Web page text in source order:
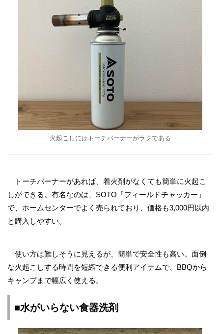
火起こしにはトーチバーナーがラクである
トーチバーナーがあれば、着火剤がなくても簡単に火起こ
しができる。有名なのは、SOTO「フィールドチャッカー」
で、ホームセンターでよく売られており、価格も3,000円以内
と購入しやすい。
使い方は難しそうに見えるが、簡単で安全性も高い。面倒
な火起こしする時間を短縮できる便利アイテムで、BBQから
キャンプまで幅広く使える。
■水がいらない食器洗剤